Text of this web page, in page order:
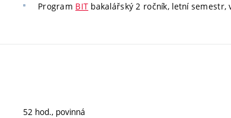
Program BIT bakalářský 2 ročník, letní semestr,
52 hod., povinná